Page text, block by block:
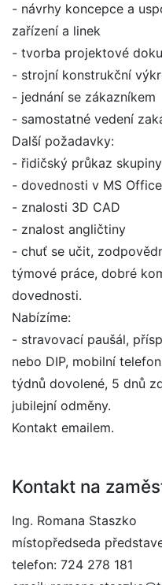
- návrhy koncepce a
zařízení a linek
- tvorba projektové
- strojní konstrukční
- jednání se zákazníkem
- samostatné vedení
Další požadavky:
- řidičský průkaz
- dovednosti v MS Office
- znalosti 3D CAD
- znalost angličtiny
- chuť se učit,
týmové práce, dobré
dovednosti.
Nabízíme:
- stravovací paušál,
nebo DIP, mobilní
týdnů dovolené, 5 dnů
jubilejní odměny.
Kontakt emailem.
Kontakt na
Ing. Romana Staszko
místopředseda
telefon: 724 278 181